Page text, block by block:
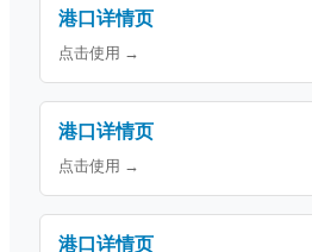
港口详情页
点击使用 →
港口详情页
点击使用 →
港口详情页